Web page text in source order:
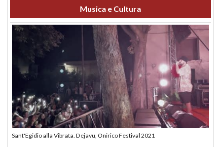
Musica e Cultura
Sant'Egidio alla Vibrata. Dejavu, Onirico Festival 2021